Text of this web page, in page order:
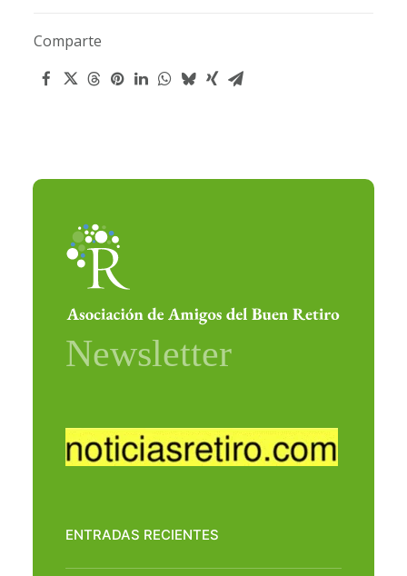
Comparte
ENTRADAS RECIENTES